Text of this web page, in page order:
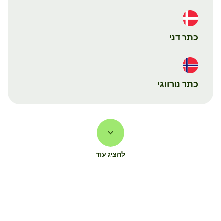
כתר דני
כתר נורווגי
להציג עוד